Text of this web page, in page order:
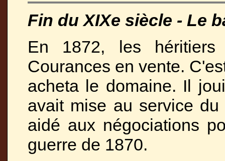
Fin du XIXe siècle - Le
En 1872, les héritiers
Courances en vente.
acheta le domaine. Il
avait mise au service
aidé aux négociations
guerre de 1870.